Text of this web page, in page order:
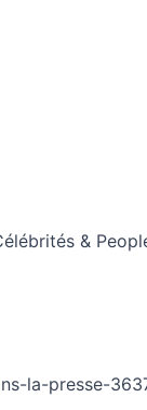
&
la-presse-